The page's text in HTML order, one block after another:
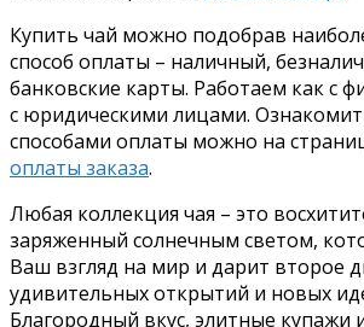
Купить чай можно подобрав
способ оплаты – наличный,
банковские карты. Работаем как с
с юридическими лицами.
способами оплаты можно на
оплаты заказа.
Любая коллекция чая – это
заряженный солнечным светом,
Ваш взгляд на мир и дарит второе
удивительных открытий и новых
Благородный вкус, элитные купажи